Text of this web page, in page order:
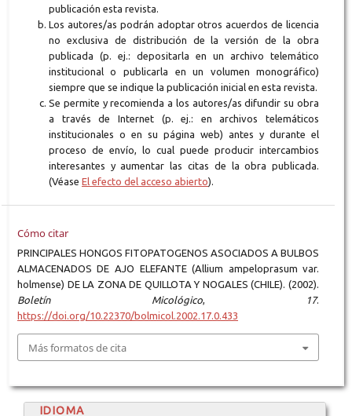
publicación esta revista.
Los autores/as podrán adoptar otros acuerdos de licencia
no exclusiva de distribución de la versión de la obra
publicada (p. ej.: depositarla en un archivo telemático
institucional o publicarla en un volumen monográfico)
siempre que se indique la publicación inicial en esta revista.
Se permite y recomienda a los autores/as difundir su obra
a través de Internet (p. ej.: en archivos telemáticos
institucionales o en su página web) antes y durante el
proceso de envío, lo cual puede producir intercambios
interesantes y aumentar las citas de la obra publicada.
(Véase El efecto del acceso abierto).
Cómo citar
PRINCIPALES HONGOS FITOPATOGENOS ASOCIADOS A BULBOS
ALMACENADOS DE AJO ELEFANTE (Allium ampeloprasum var.
holmense) DE LA ZONA DE QUILLOTA Y NOGALES (CHILE). (2002).
Boletín Micológico, 17.
https://doi.org/10.22370/bolmicol.2002.17.0.433
Más formatos de cita
IDIOMA